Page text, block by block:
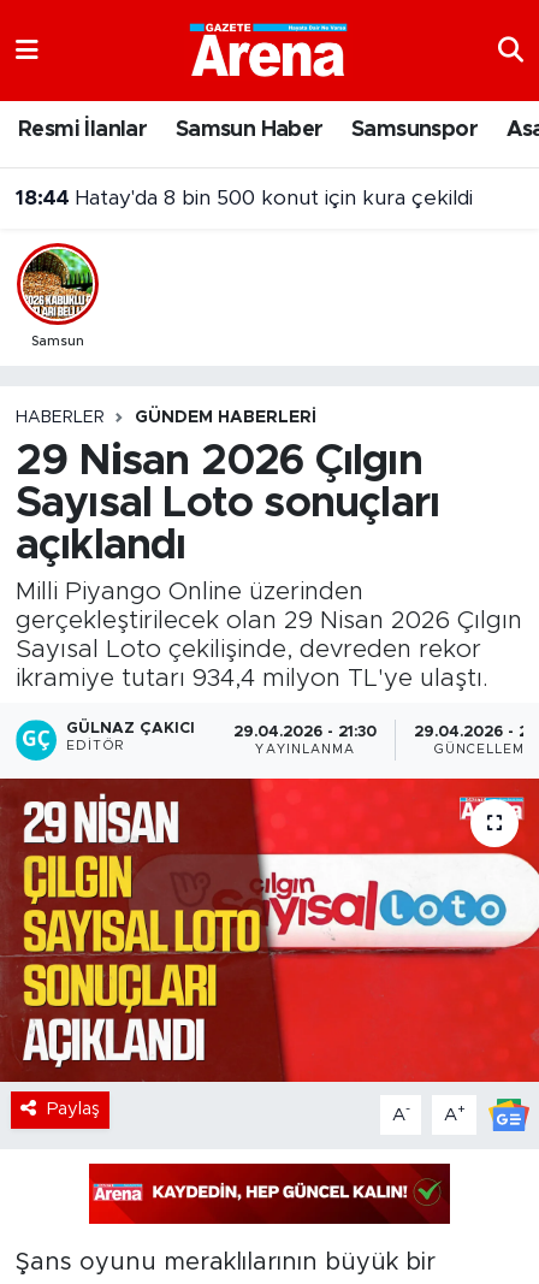
Resmi İlanlar Samsun Haber Samsunspor
18:44 Hatay'da 8 bin 500 konut için kura çekildi
Samsun
HABERLER GÜNDEM HABERLERI
29 Nisan 2026 Çılgın
Sayısal Loto sonuçları
açıklandı
Milli Piyango Online üzerinden
gerçekleştirilecek olan 29 Nisan 2026 Çılgın
Sayısal Loto çekilişinde, devreden rekor
ikramiye tutarı 934,4 milyon TL'ye ulaştı.
GÜLNAZ ÇAKICI
EDITÖR
29.04.2026 - 21:30
YAYINLANMA
29.04.2026 -
GÜNCELLEME
Paylaş A- A+
Şans oyunu meraklılarının büyük bir
Samsun Namaz Vakitleri
Trafik Durumu
Süper Lig Puan Durumu ve Fikstür
Son Dakika Haberleri
Haber Arşivi